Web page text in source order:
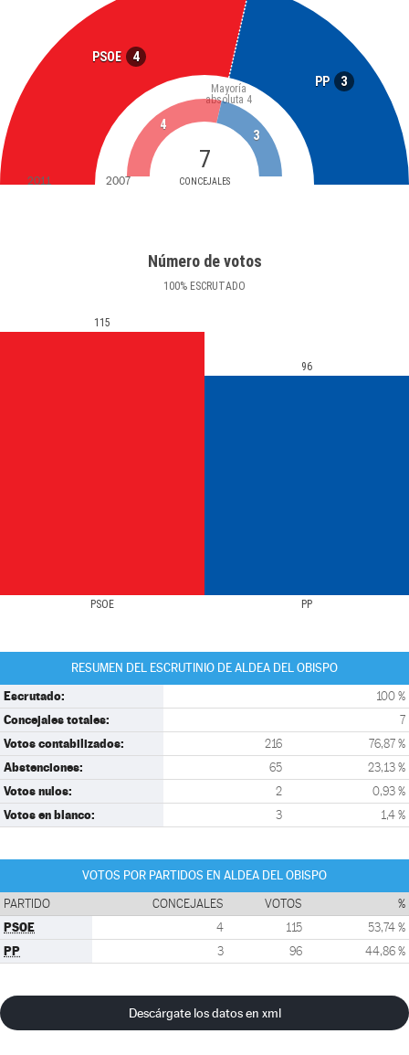
PSOE 4
PP 3
7
CONCEJALES
Mayoría
absoluta 4
4
3
2011 2007
Número de votos
100% ESCRUTADO
PSOE PP
115
96
RESUMEN DEL ESCRUTINIO DE ALDEA DEL OBISPO
Escrutado: 100 %
Concejales totales: 7
Votos contabilizados: 216 76,87 %
Abstenciones: 65 23,13 %
Votos nulos: 2 0,93 %
Votos en blanco: 3 1,4 %
VOTOS POR PARTIDOS EN ALDEA DEL OBISPO
PARTIDO CONCEJALES VOTOS %
PSOE 4 115 53,74 %
PP 3 96 44,86 %
Descárgate los datos en xml